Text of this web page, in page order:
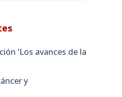
‘Los avances de la
y